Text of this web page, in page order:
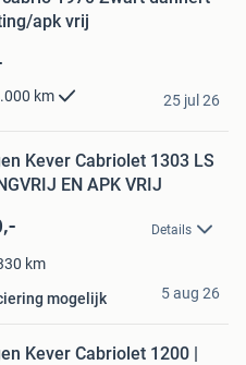
apk vrij
km 25 jul 26
Kever Cabriolet 1303 LS
EN APK VRIJ
Details
km
mogelijk 5 aug 26
Kever Cabriolet 1200 |